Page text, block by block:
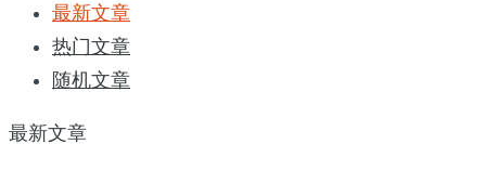
最新文章
热门文章
随机文章
最新文章